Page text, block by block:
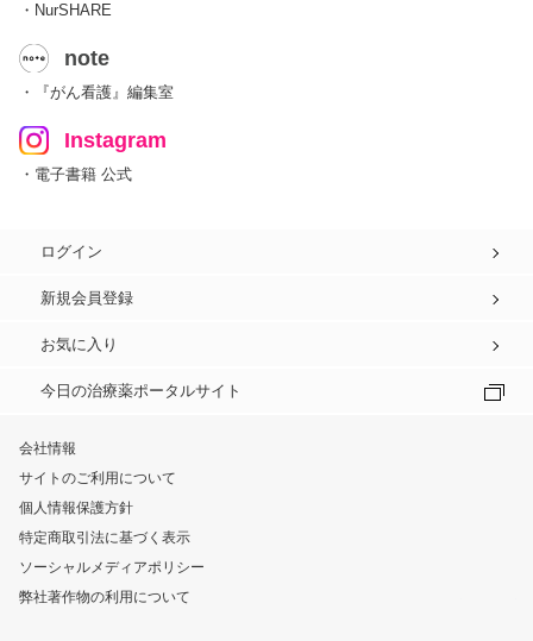
・NurSHARE
note
・『がん看護』編集室
Instagram
・電子書籍 公式
ログイン
新規会員登録
お気に入り
今日の治療薬ポータルサイト
会社情報
サイトのご利用について
個人情報保護方針
特定商取引法に基づく表示
ソーシャルメディアポリシー
弊社著作物の利用について